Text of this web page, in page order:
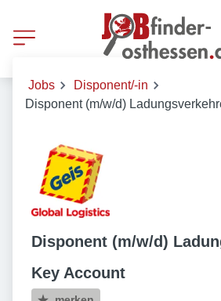
Jobs
Disponent/-in
Disponent (m/w/d)
Disponent (m/w/d)
Key Account